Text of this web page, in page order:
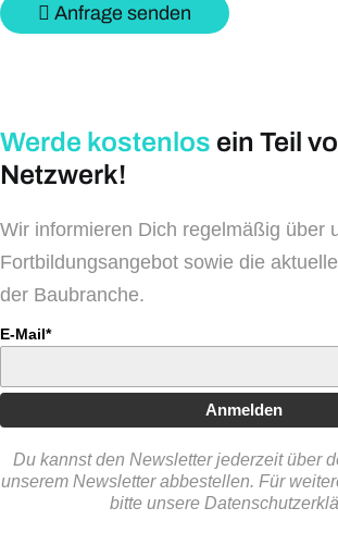
Anfrage senden
Werde kostenlos ein Teil
Netzwerk!
Wir informieren Dich regelmäßig über
Fortbildungsangebot sowie die
der Baubranche.
E-Mail*
Anmelden
Du kannst den Newsletter jederzeit über
unserem Newsletter abbestellen. Für
bitte unsere